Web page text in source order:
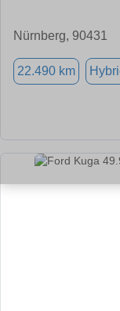
Nürnberg, 90431
22.490 km